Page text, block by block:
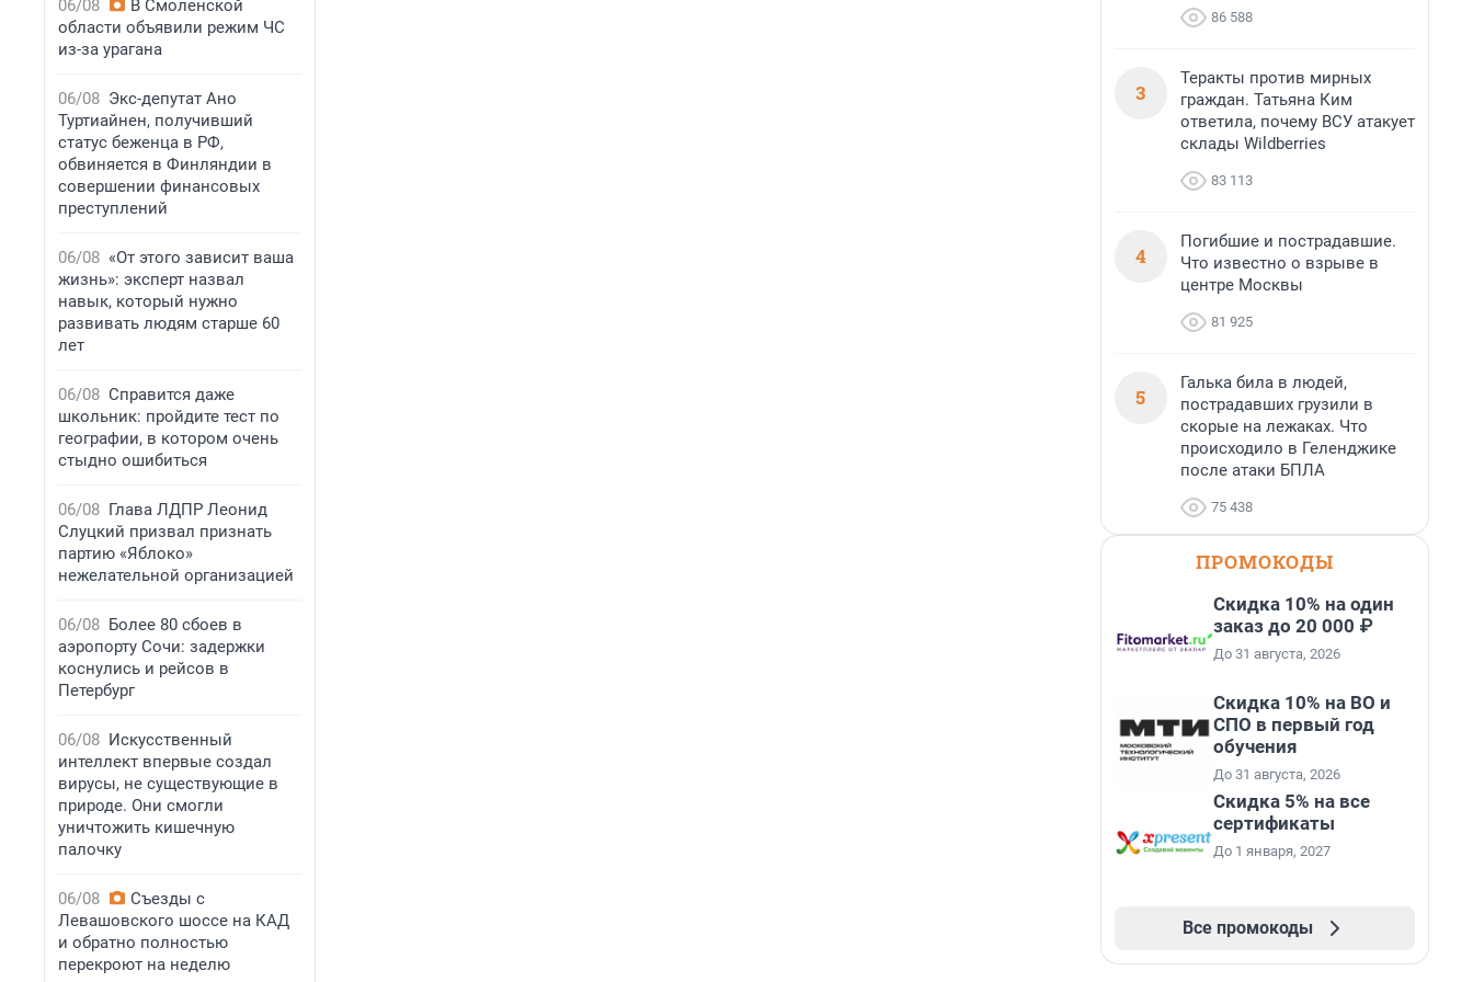
06/08
В Смоленской
области объявили режим ЧС
из-за урагана
06/08 Экс-депутат Ано
Туртиайнен, получивший
статус беженца в РФ,
обвиняется в Финляндии в
совершении финансовых
преступлений
06/08 «От этого зависит ваша
жизнь»: эксперт назвал
навык, который нужно
развивать людям старше 60
лет
06/08 Справится даже
школьник: пройдите тест по
географии, в котором очень
стыдно ошибиться
06/08 Глава ЛДПР Леонид
Слуцкий призвал признать
партию «Яблоко»
нежелательной организацией
06/08 Более 80 сбоев в
аэропорту Сочи: задержки
коснулись и рейсов в
Петербург
06/08 Искусственный
интеллект впервые создал
вирусы, не существующие в
природе. Они смогли
уничтожить кишечную
палочку
06/08
Съезды с
Левашовского шоссе на КАД
и обратно полностью
перекроют на неделю
86 588
3
Теракты против мирных
граждан. Татьяна Ким
ответила, почему ВСУ атакует
склады Wildberries
83 113
4
Погибшие и пострадавшие.
Что известно о взрыве в
центре Москвы
81 925
5
Галька била в людей,
пострадавших грузили в
скорые на лежаках. Что
происходило в Геленджике
после атаки БПЛА
75 438
ПРОМОКОДЫ
Скидка 10% на один
заказ до 20 000 ₽
До 31 августа, 2026
Скидка 10% на ВО и
СПО в первый год
обучения
До 31 августа, 2026
Скидка 5% на все
сертификаты
До 1 января, 2027
Все промокоды